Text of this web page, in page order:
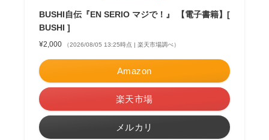
BUSHI自伝『EN SERIO マジで！』 【電子書籍】[
BUSHI ]
¥2,000 （2026/08/05 13:25時点 | 楽天市場調べ）
Amazon
楽天市場
メルカリ